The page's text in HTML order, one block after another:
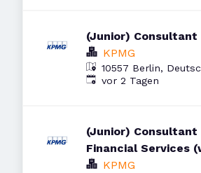
(Junior) Consultant
KPMG
10557 Berlin,
Veröffentlicht:
vor 2 Tagen
(Junior) Consultant
Financial Services
KPMG